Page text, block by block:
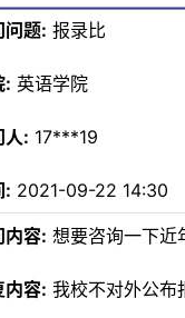
问题: 报录比
: 英语学院
人: 17***19
: 2021-09-22 14:30
内容: 想要咨询一下近
内容: 我校不对外公布